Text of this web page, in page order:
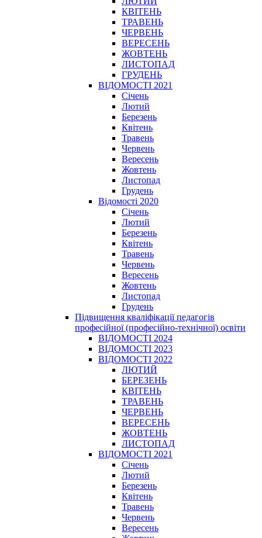
КВІТЕНЬ
ТРАВЕНЬ
ЧЕРВЕНЬ
ВЕРЕСЕНЬ
ЖОВТЕНЬ
ЛИСТОПАД
ГРУДЕНЬ
ВІДОМОСТІ 2021
Січень
Лютий
Березень
Квітень
Травень
Червень
Вересень
Жовтень
Листопад
Грудень
Відомості 2020
Січень
Лютий
Березень
Квітень
Травень
Червень
Вересень
Жовтень
Листопад
Грудень
Підвищення кваліфікації педагогів
професійної (професійно-технічної) освіти
ВІДОМОСТІ 2024
ВІДОМОСТІ 2023
ВІДОМОСТІ 2022
ЛЮТИЙ
БЕРЕЗЕНЬ
КВІТЕНЬ
ТРАВЕНЬ
ЧЕРВЕНЬ
ВЕРЕСЕНЬ
ЖОВТЕНЬ
ЛИСТОПАД
ВІДОМОСТІ 2021
Січень
Лютий
Березень
Квітень
Травень
Червень
Вересень